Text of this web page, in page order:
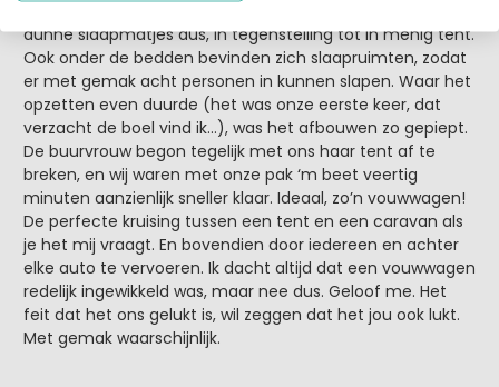
dunne slaapmatjes dus, in tegenstelling tot in menig tent.
Ook onder de bedden bevinden zich slaapruimten, zodat
er met gemak acht personen in kunnen slapen. Waar het
opzetten even duurde (het was onze eerste keer, dat
verzacht de boel vind ik…), was het afbouwen zo gepiept.
De buurvrouw begon tegelijk met ons haar tent af te
breken, en wij waren met onze pak ‘m beet veertig
minuten aanzienlijk sneller klaar. Ideaal, zo’n vouwwagen!
De perfecte kruising tussen een tent en een caravan als
je het mij vraagt. En bovendien door iedereen en achter
elke auto te vervoeren. Ik dacht altijd dat een vouwwagen
redelijk ingewikkeld was, maar nee dus. Geloof me. Het
feit dat het ons gelukt is, wil zeggen dat het jou ook lukt.
Met gemak waarschijnlijk.